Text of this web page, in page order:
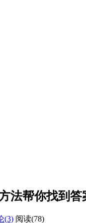
法帮你找到答
(3) 阅读(78)